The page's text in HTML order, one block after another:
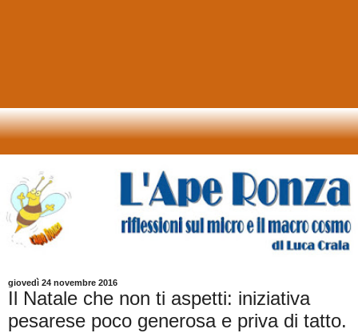
giovedì 24 novembre 2016
Il Natale che non ti aspetti: iniziativa
pesarese poco generosa e priva di tatto.